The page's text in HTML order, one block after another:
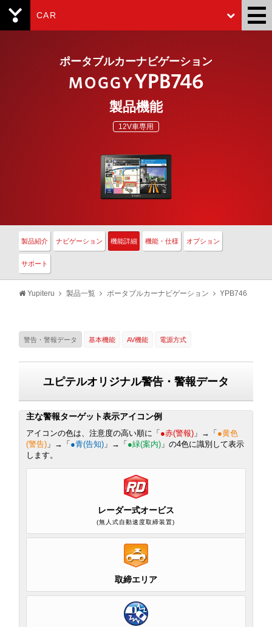
CAR
ポータブルカーナビゲーション
MOGGYYPB746
製品機能
12V車専用
製品紹介 ナビゲーション 機能詳細 機能・仕様 オプション
サポート
Yupiteru 製品一覧 ポータブルカーナビゲーション YPB746
警告・警報データ 基本機能 AV機能 電源方式
ユピテルオリジナル警告・警報データ
主な警報ターゲット表示アイコン例
アイコンの色は、注意度の高い順に「 ●赤(警報) 」→「 ●黄色
(警告) 」→「 ●青(告知) 」→「 ●緑(案内) 」の4色に識別して表示
します。
レーダー式オービス
(無人式自動速度取締装置)
取締エリア